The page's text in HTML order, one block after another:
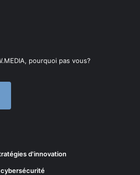
pourquoi pas vous?
d'innovation
cybersécurité